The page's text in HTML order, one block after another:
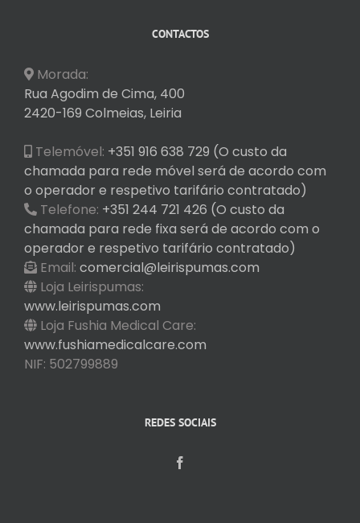
CONTACTOS
Morada:
Rua Agodim de Cima, 400
2420-169 Colmeias, Leiria
Telemóvel: +351 916 638 729 (O custo da
chamada para rede móvel será de acordo com
o operador e respetivo tarifário contratado)
Telefone: +351 244 721 426 (O custo da
chamada para rede fixa será de acordo com o
operador e respetivo tarifário contratado)
Email: comercial@leirispumas.com
Loja Leirispumas:
www.leirispumas.com
Loja Fushia Medical Care:
www.fushiamedicalcare.com
NIF: 502799889
REDES SOCIAIS